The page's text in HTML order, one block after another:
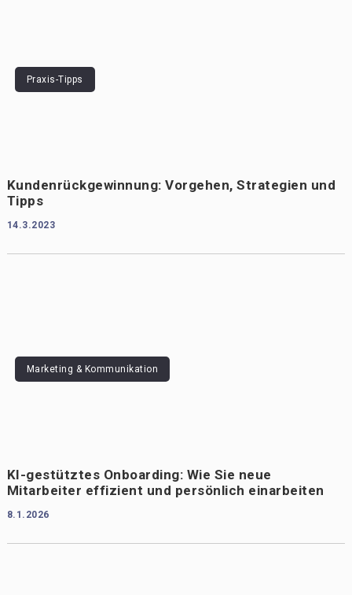
Praxis-Tipps
Kundenrückgewinnung: Vorgehen, Strategien und
Tipps
14.3.2023
Marketing & Kommunikation
KI-gestütztes Onboarding: Wie Sie neue
Mitarbeiter effizient und persönlich einarbeiten
8.1.2026